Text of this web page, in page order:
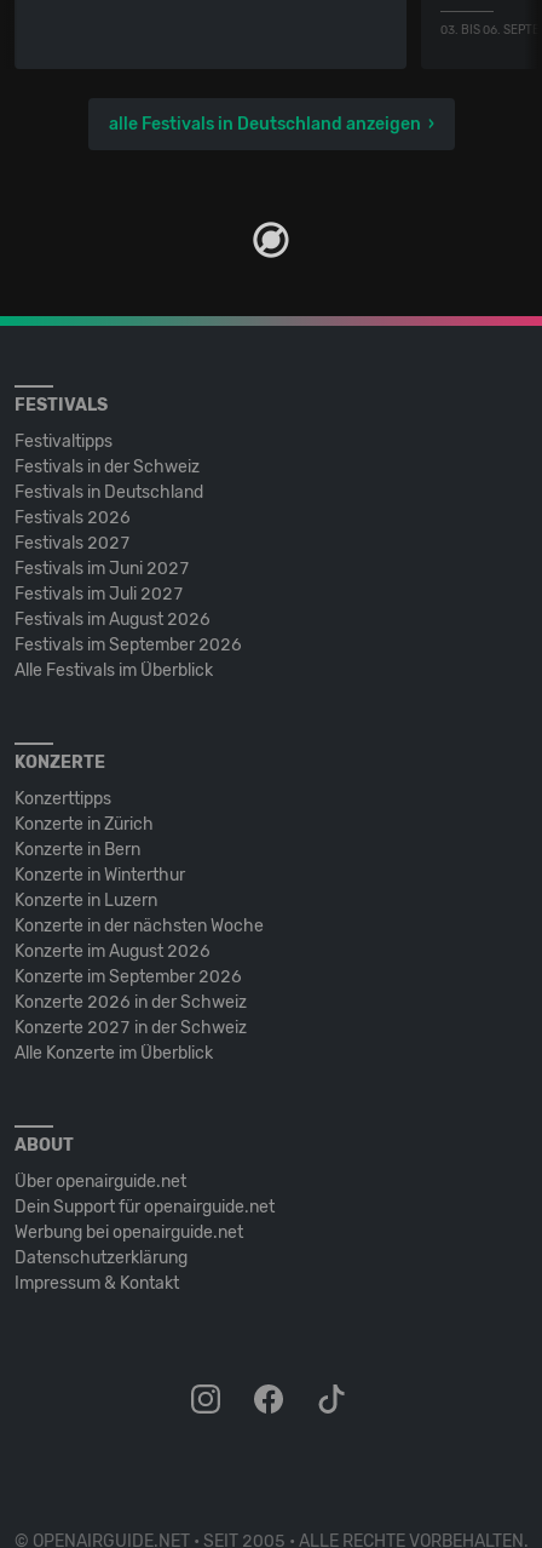
03. BIS 06.
alle Festivals in Deutschland anzeigen
FESTIVALS
Festivaltipps
Festivals in der Schweiz
Festivals in Deutschland
Festivals 2026
Festivals 2027
Festivals im Juni 2027
Festivals im Juli 2027
Festivals im August 2026
Festivals im September 2026
Alle Festivals im Überblick
KONZERTE
Konzerttipps
Konzerte in Zürich
Konzerte in Bern
Konzerte in Winterthur
Konzerte in Luzern
Konzerte in der nächsten Woche
Konzerte im August 2026
Konzerte im September 2026
Konzerte 2026 in der Schweiz
Konzerte 2027 in der Schweiz
Alle Konzerte im Überblick
ABOUT
Über openairguide.net
Dein Support für openairguide.net
Werbung bei openairguide.net
Datenschutz­erklärung
Impressum & Kontakt
© OPENAIRGUIDE.NET • SEIT 2005 • ALLE RECHTE VORBEHALTEN.